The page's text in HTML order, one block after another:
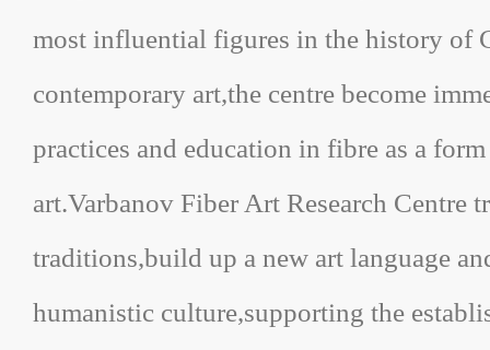
most influential figures in the history of
contemporary art,the centre become
practices and education in fibre as a
art.Varbanov Fiber Art Research Centre
traditions,build up a new art language
humanistic culture,supporting the